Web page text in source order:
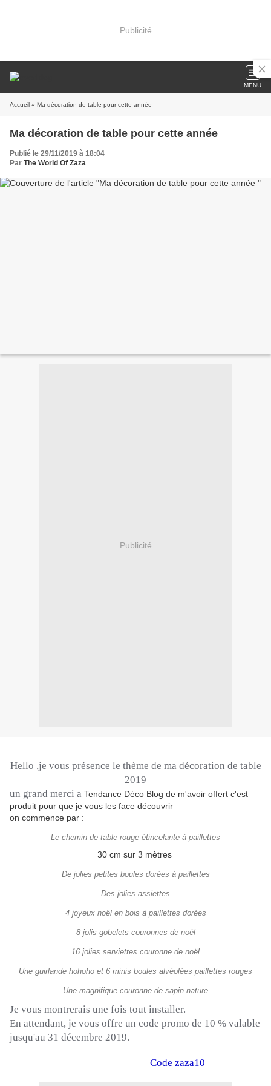
Publicité
MENU
Accueil » Ma décoration de table pour cette année
Ma décoration de table pour cette année
Publié le 29/11/2019 à 18:04
Par The World Of Zaza
Publicité
Hello ,je vous présence le thème de ma décoration de table
2019
un grand merci a Tendance Déco Blog de m'avoir offert c'est
produit pour que je vous les face découvrir
on commence par :
Le chemin de table rouge étincelante à paillettes
30 cm sur 3 mètres
De jolies petites boules dorées à paillettes
Des jolies assiettes
4 joyeux noël en bois à paillettes dorées
8 jolis gobelets couronnes de noël
16 jolies serviettes couronne de noël
Une guirlande hohoho et 6 minis boules alvéolées paillettes rouges
Une magnifique couronne de sapin nature
Je vous montrerais une fois tout installer.
En attendant, je vous offre un code promo de 10 % valable
jusqu'au 31 décembre 2019.
Code zaza10